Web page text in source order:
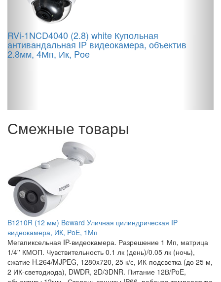
RVi-1NCD4040 (2.8) white Купольная
антивандальная IP видеокамера, объектив
2.8мм, 4Мп, Ик, Poe
Смежные товары
B1210R (12 мм) Beward Уличная цилиндрическая IP
видеокамера, ИК, PoE, 1Мп
Мегапиксельная IP-видеокамера. Разрешение 1 Мп, матрица
1/4'' КМОП. Чувствительность 0.1 лк (день)/0.05 лк (ночь),
сжатие H.264/MJPEG, 1280x720, 25 к/с, ИК-подсветка (до 25 м,
2 ИК-светодиода), DWDR, 2D/3DNR. Питание 12В/PoE,